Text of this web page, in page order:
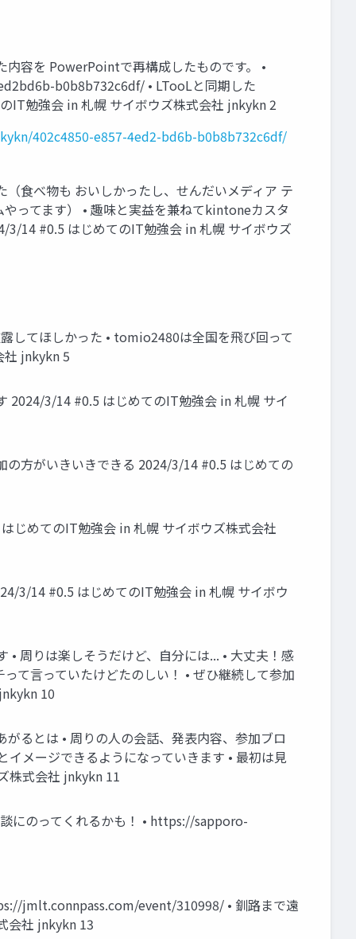
容を PowerPointで再構成したものです。 •
b0b8b732c6df/ • LTooLと同期した
勉強会 in 札幌 サイボウズ株式会社 jnkykn 2
402c4850-e857-4ed2-bd6b-b0b8b732c6df/
食べ物も おいしかったし、せんだいメディア テ
ってます） • 趣味と実益を兼ねてkintoneカスタ
3/14 #0.5 はじめてのIT勉強会 in 札幌 サイボウズ
してほしかった • tomio2480は全国を飛び回って
社 jnkykn 5
2024/3/14 #0.5 はじめてのIT勉強会 in 札幌 サイ
の方がいきいきできる 2024/3/14 #0.5 はじめての
じめてのIT勉強会 in 札幌 サイボウズ株式会社
3/14 #0.5 はじめてのIT勉強会 in 札幌 サイボウ
周りは楽しそうだけど、自分には... • 大丈夫！感
て言っていたけどたのしい！ • ぜひ継続して参加
10
るとは • 周りの人の会話、発表内容、参加ブロ
メージできるようになっていきます • 最初は見
株式会社 jnkykn 11
にのってくれるかも！ • https://sapporo-
jmlt.connpass.com/event/310998/ • 釧路まで遠
会社 jnkykn 13